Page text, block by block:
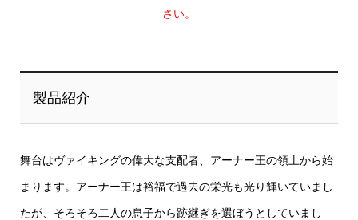
さい。
製品紹介
舞台はヴァイキングの偉大な支配者、アーナー王の領土から始
まります。アーナー王は裕福で過去の栄光も光り輝いていまし
たが、そろそろ二人の息子から跡継ぎを選ぼうとしていまし